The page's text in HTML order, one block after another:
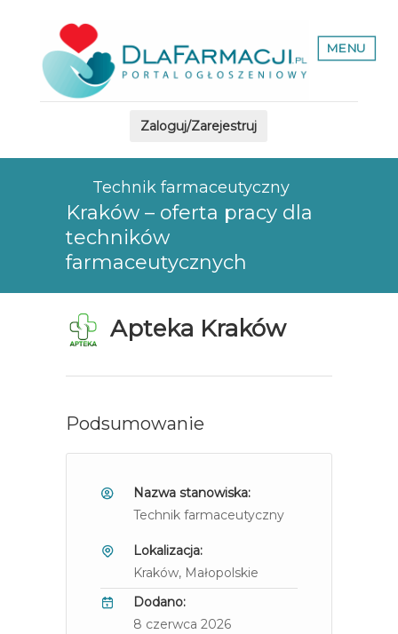
MENU
Zaloguj/Zarejestruj
Technik farmaceutyczny
Kraków – oferta pracy dla
techników
farmaceutycznych
Apteka Kraków
Podsumowanie
Nazwa stanowiska:
Technik farmaceutyczny
Lokalizacja:
Kraków, Małopolskie
Dodano:
8 czerwca 2026